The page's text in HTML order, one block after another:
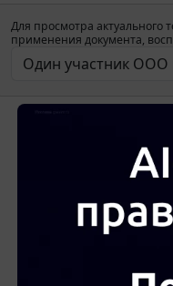
Для просмотра актуального
применения документа,